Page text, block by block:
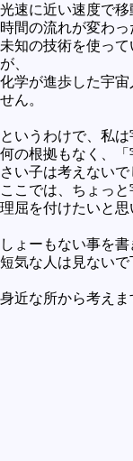
プログラミング
プログラミング
プログラミング
プログラミング
光速に近い速度で移
時間の流れが変わっ
未知の技術を使っ
が、
化学が進歩した宇
せん。
というわけで、私は
何の根拠もなく、
さい子は考えないで
ここでは、ちょっ
理屈を付けたいと思
しょーもない事を書
短気な人は見ないで
身近な所から考えま